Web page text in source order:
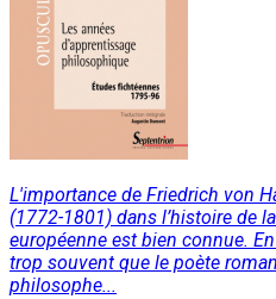
L'importance de Friedrich von
(1772-1801) dans l’histoire de
européenne est bien connue.
trop souvent que le poète
philosophe...